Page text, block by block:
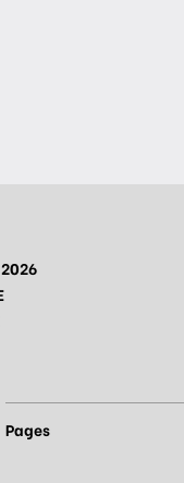
2026
Pages